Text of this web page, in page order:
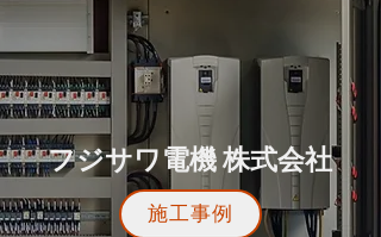
フジサワ電機 株式会社
施工事例